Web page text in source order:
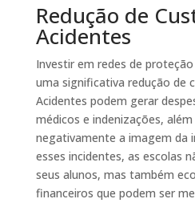
Redução de
Acidentes
Investir em redes de
uma significativa redução de
Acidentes podem gerar
médicos e indenizações,
negativamente a imagem da
esses incidentes, as escolas
seus alunos, mas também
financeiros que podem ser